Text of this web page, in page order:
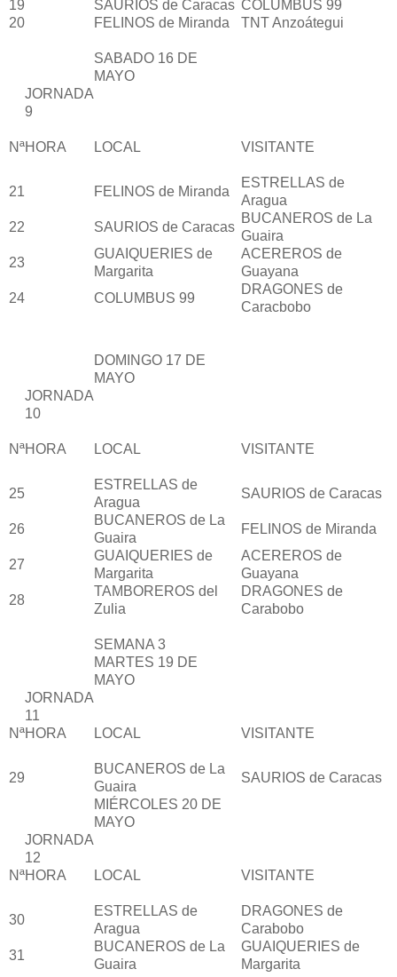
19 SAURIOS de Caracas COLUMBUS 99
20
FELINOS de Miranda TNT Anzoátegui
SABADO 16 DE
MAYO
JORNADA
9
NªHORA LOCAL VISITANTE
21 FELINOS de Miranda
ESTRELLAS de
Aragua
22
SAURIOS de Caracas
BUCANEROS de La
Guaira
23
GUAIQUERIES de
Margarita
ACEREROS de
Guayana
24
COLUMBUS 99
DRAGONES de
Caracbobo
DOMINGO 17 DE
MAYO
JORNADA
10
NªHORA LOCAL VISITANTE
25
ESTRELLAS de
Aragua
SAURIOS de Caracas
26
BUCANEROS de La
Guaira
FELINOS de Miranda
27
GUAIQUERIES de
Margarita
ACEREROS de
Guayana
28
TAMBOREROS del
Zulia
DRAGONES de
Carabobo
SEMANA 3
MARTES 19 DE
MAYO
JORNADA
11
NªHORA LOCAL VISITANTE
29
BUCANEROS de La
Guaira
SAURIOS de Caracas
MIÉRCOLES 20 DE
MAYO
JORNADA
12
NªHORA LOCAL VISITANTE
30
ESTRELLAS de
Aragua
DRAGONES de
Carabobo
31
BUCANEROS de La
Guaira
GUAIQUERIES de
Margarita